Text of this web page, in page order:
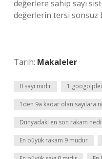
değerlere sahip sayı
değerlerin tersi sonsuz
Tarih: Makaleler
0 sayı mıdır 1
1den 9a kadar olan sayılara
Dünyadaki en son rakam
En büyük rakam 9 mudur